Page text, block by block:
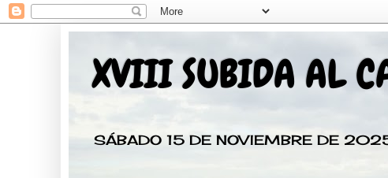
XVIII SUBIDA AL
SÁBADO 15 DE NOVIEMBRE DE